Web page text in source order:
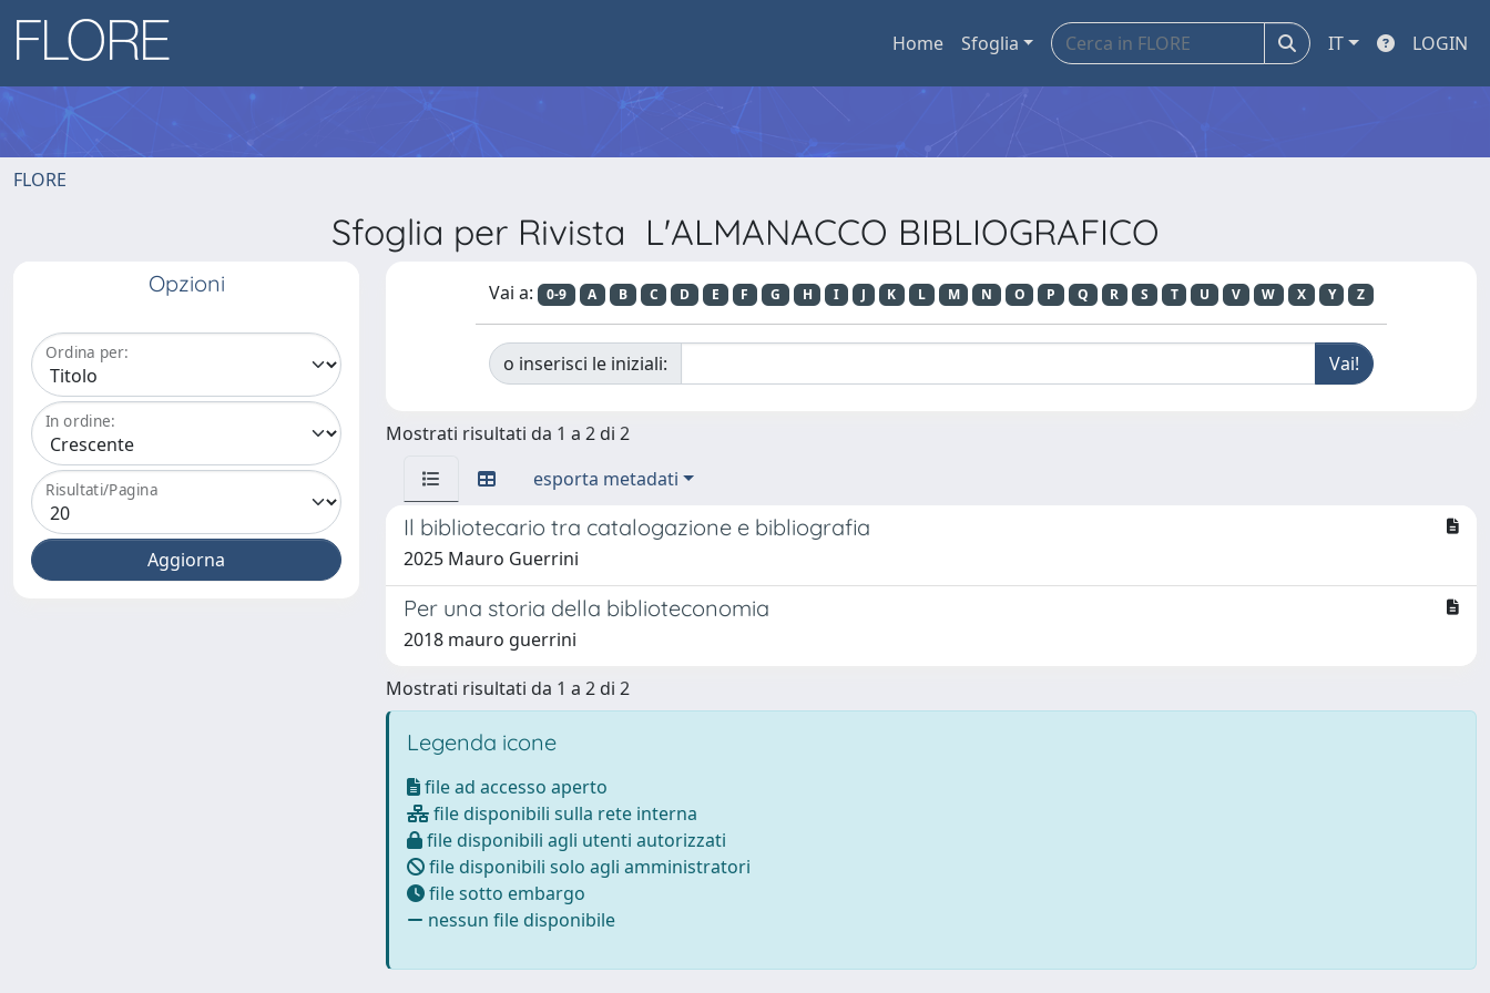
Home Sfoglia IT LOGIN
FLORE
Sfoglia per Rivista L'ALMANACCO BIBLIOGRAFICO
Opzioni
Ordina per:
In ordine:
Risultati/Pagina
Vai a: 0-9 A B C D E F G H I J K L M N O P Q R S T U V W X Y Z
o inserisci le iniziali:
Mostrati risultati da 1 a 2 di 2
esporta metadati
Il bibliotecario tra catalogazione e bibliografia
2025 Mauro Guerrini
Per una storia della biblioteconomia
2018 mauro guerrini
Mostrati risultati da 1 a 2 di 2
Legenda icone
file ad accesso aperto
file disponibili sulla rete interna
file disponibili agli utenti autorizzati
file disponibili solo agli amministratori
file sotto embargo
nessun file disponibile